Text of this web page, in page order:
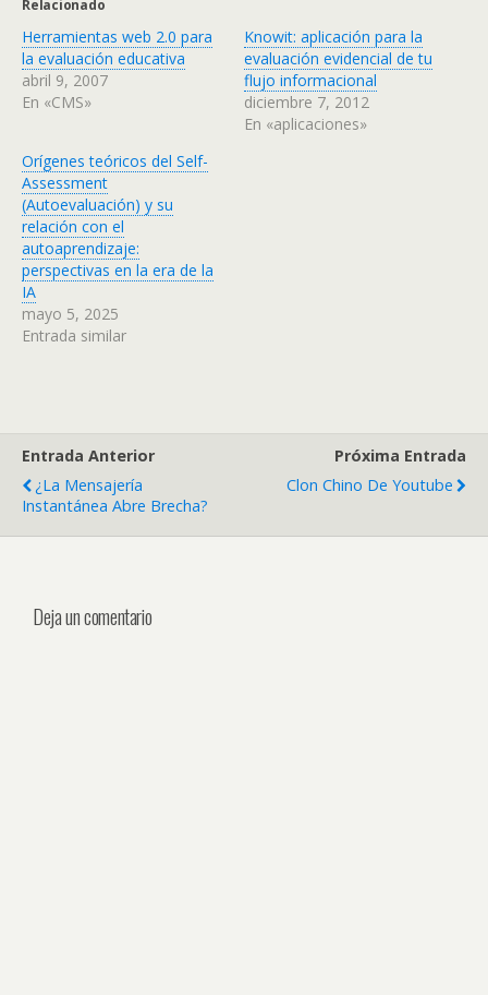
Relacionado
Herramientas web 2.0 para
la evaluación educativa
abril 9, 2007
En «CMS»
Knowit: aplicación para la
evaluación evidencial de tu
flujo informacional
diciembre 7, 2012
En «aplicaciones»
Orígenes teóricos del Self-
Assessment
(Autoevaluación) y su
relación con el
autoaprendizaje:
perspectivas en la era de la
IA
mayo 5, 2025
Entrada similar
Entrada Anterior
¿La Mensajería
Instantánea Abre Brecha?
Próxima Entrada
Clon Chino De Youtube
Deja un comentario